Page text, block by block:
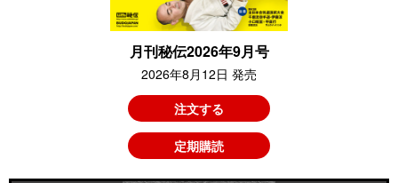
月刊秘伝2026年9月号
2026年8月12日 発売
注文する
定期購読